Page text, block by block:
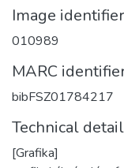
Image identifier
010989
MARC
bibFSZ01784217
Technical
[Grafika]